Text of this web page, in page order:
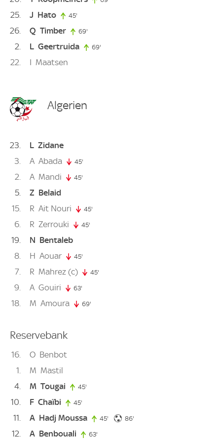
25 J Hato 45'
26 Q Timber 69'
2 L Geertruida 69'
22 I Maatsen
Algerien
23 L Zidane
3
A Abada 45'
2 A Mandi 45'
5 Z Belaid
15
R Ait Nouri 45'
6 R Zerrouki 45'
19 N Bentaleb
8
H Aouar 45'
7 R Mahrez (c) 45'
9 A Gouiri 63'
18 M Amoura 69'
Reservebank
16 O Benbot
1
M Mastil
4
M Tougai 45'
10 F Chaïbi 45'
11 A Hadj Moussa 45' 45. minute
86'
12 A Benbouali 63'